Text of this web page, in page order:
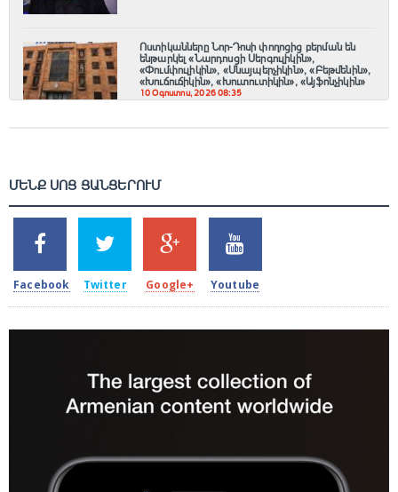
Ոստիկանները Նոր-Դոսի փողոցից բերման են
ենթարկել «Նարդոսցի Սերգուլիկին»,
«Փումփուլիկին», «Սնայպերչիկին», «Բեթմենին»,
«Խուճուճիկին», «Խուտուտիկին», «Այֆոնչիկին»
10 Օգոստոս, 2026 08:35
ՄԵՆՔ ՍՈՑ ՑԱՆՑԵՐՈՒՄ
2k
SHARES
Facebook
1.5k
TWEETS
Twitter
203
SHARES
Google+
620
SHARES
Youtube